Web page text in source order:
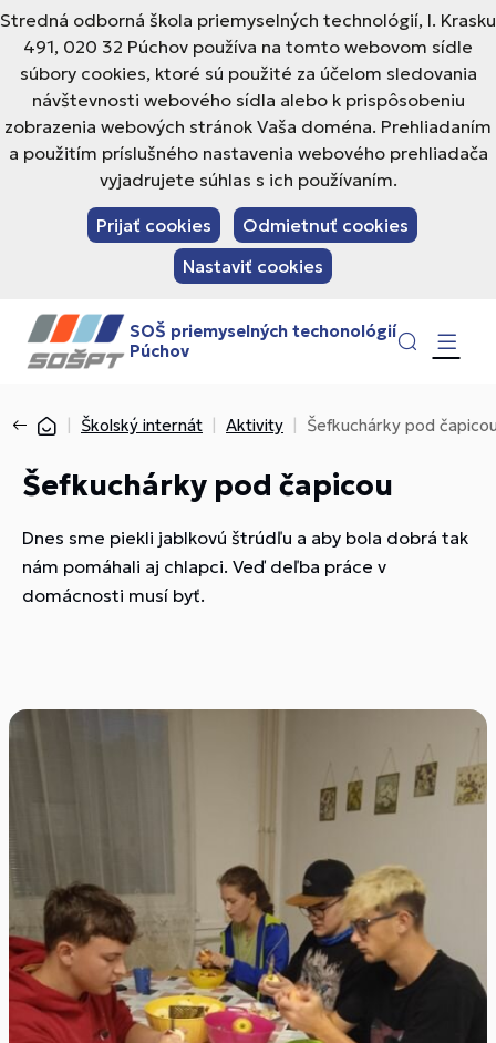
Stredná odborná škola priemyselných technológií, I. Krasku
491, 020 32 Púchov používa na tomto webovom sídle
súbory cookies, ktoré sú použité za účelom sledovania
návštevnosti webového sídla alebo k prispôsobeniu
zobrazenia webových stránok Vaša doména. Prehliadaním
a použitím príslušného nastavenia webového prehliadača
vyjadrujete súhlas s ich používaním.
Prijať cookies
Odmietnuť cookies
Nastaviť cookies
SOŠ priemyselných techonológií
Púchov
Školský internát Aktivity Šefkuchárky pod
Šefkuchárky pod čapicou
Dnes sme piekli jablkovú štrúdľu a aby bola dobrá tak
nám pomáhali aj chlapci. Veď deľba práce v
domácnosti musí byť.